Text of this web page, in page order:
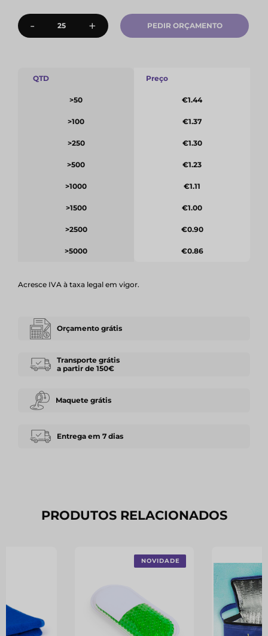
- + PEDIR ORÇAMENTO
QTD
>50
>100
>250
>500
>1000
>1500
>2500
>5000
Preço
€1.44
€1.37
€1.30
€1.23
€1.11
€1.00
€0.90
€0.86
Acresce IVA à taxa legal em vigor.
Orçamento grátis
Transporte grátis
a partir de 150€
Maquete grátis
Entrega em 7 dias
PRODUTOS RELACIONADOS
NOVIDADE